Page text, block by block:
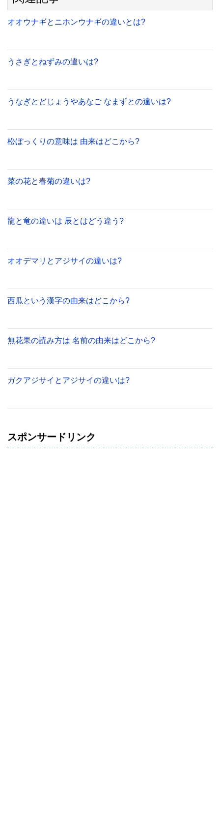
オオウナギとニホンウナギの違いとは?
うさぎとねずみの違いは?
うなぎとどじょうやあなご なまずとの違いは?
松ぼっくりの意味は 由来はどこから?
菜の花と春菊の違いは?
龍と竜の違いは 辰とはどう違う?
オオデマリとアジサイの違いは?
西瓜という漢字の由来はどこから?
無花果の読み方は 名前の由来はどこから?
ガクアジサイとアジサイの違いは?
スポンサードリンク